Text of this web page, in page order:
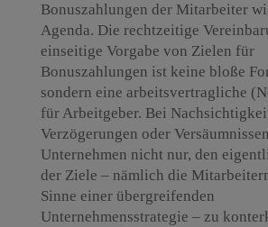
Bonuszahlungen der Mitarbeiter
Agenda. Die rechtzeitige
einseitige Vorgabe von Zielen für
Bonuszahlungen ist keine bloße
sondern eine arbeitsvertragliche
für Arbeitgeber. Bei
Verzögerungen oder
Unternehmen nicht nur, den
der Ziele – nämlich die
Sinne einer übergreifenden
Unternehmensstrategie – zu